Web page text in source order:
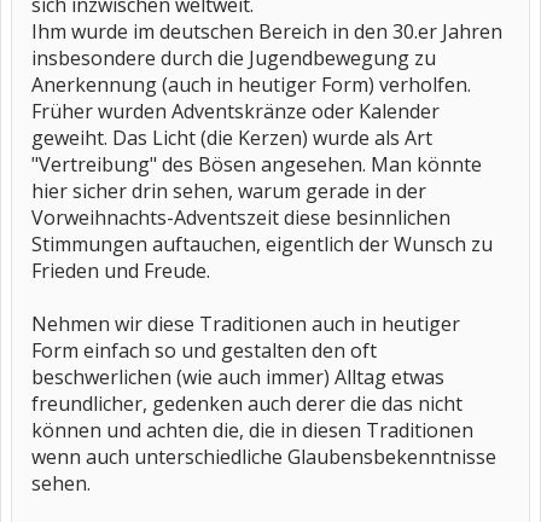
Ihm wurde im deutschen Bereich in den 30.er Jahren
insbesondere durch die Jugendbewegung zu
Anerkennung (auch in heutiger Form) verholfen.
Früher wurden Adventskränze oder Kalender
geweiht. Das Licht (die Kerzen) wurde als Art
"Vertreibung" des Bösen angesehen. Man könnte
hier sicher drin sehen, warum gerade in der
Vorweihnachts-Adventszeit diese besinnlichen
Stimmungen auftauchen, eigentlich der Wunsch zu
Frieden und Freude.
Nehmen wir diese Traditionen auch in heutiger
Form einfach so und gestalten den oft
beschwerlichen (wie auch immer) Alltag etwas
freundlicher, gedenken auch derer die das nicht
können und achten die, die in diesen Traditionen
wenn auch unterschiedliche Glaubensbekenntnisse
sehen.